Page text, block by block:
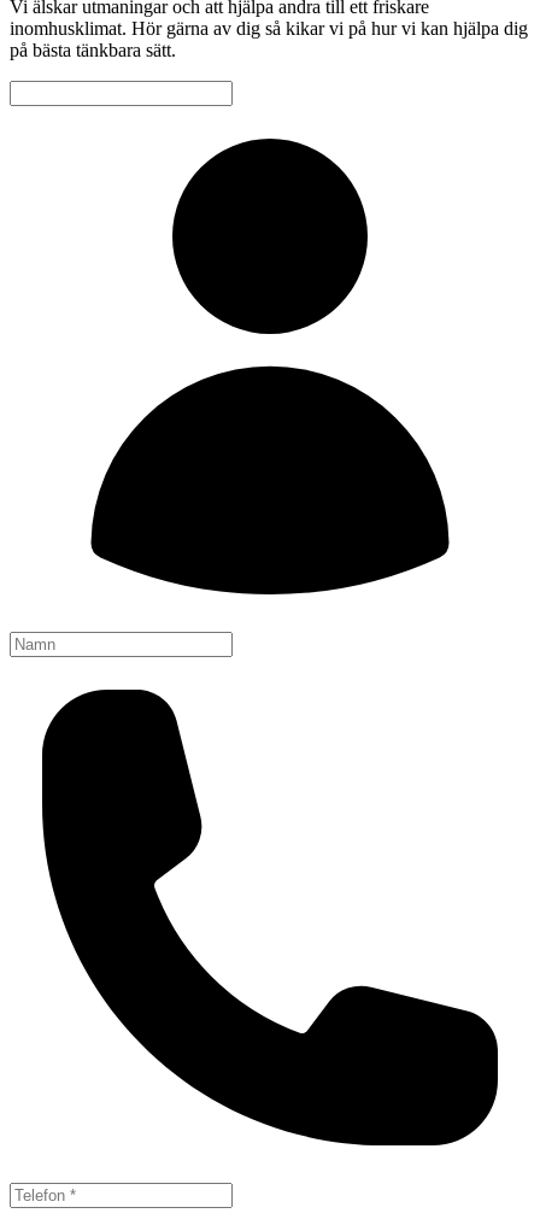
Vi älskar utmaningar och att hjälpa andra till ett friskare
inomhusklimat. Hör gärna av dig så kikar vi på hur vi kan hjälpa dig
på bästa tänkbara sätt.